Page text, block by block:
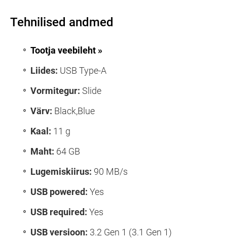
Tehnilised andmed
Tootja veebileht »
Liides: USB Type-A
Vormitegur: Slide
Värv: Black,Blue
Kaal: 11 g
Maht: 64 GB
Lugemiskiirus: 90 MB/s
USB powered: Yes
USB required: Yes
USB versioon: 3.2 Gen 1 (3.1 Gen 1)